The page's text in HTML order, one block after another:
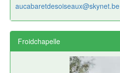
aucabaretdesoiseaux@skynet.be
Froidchapelle